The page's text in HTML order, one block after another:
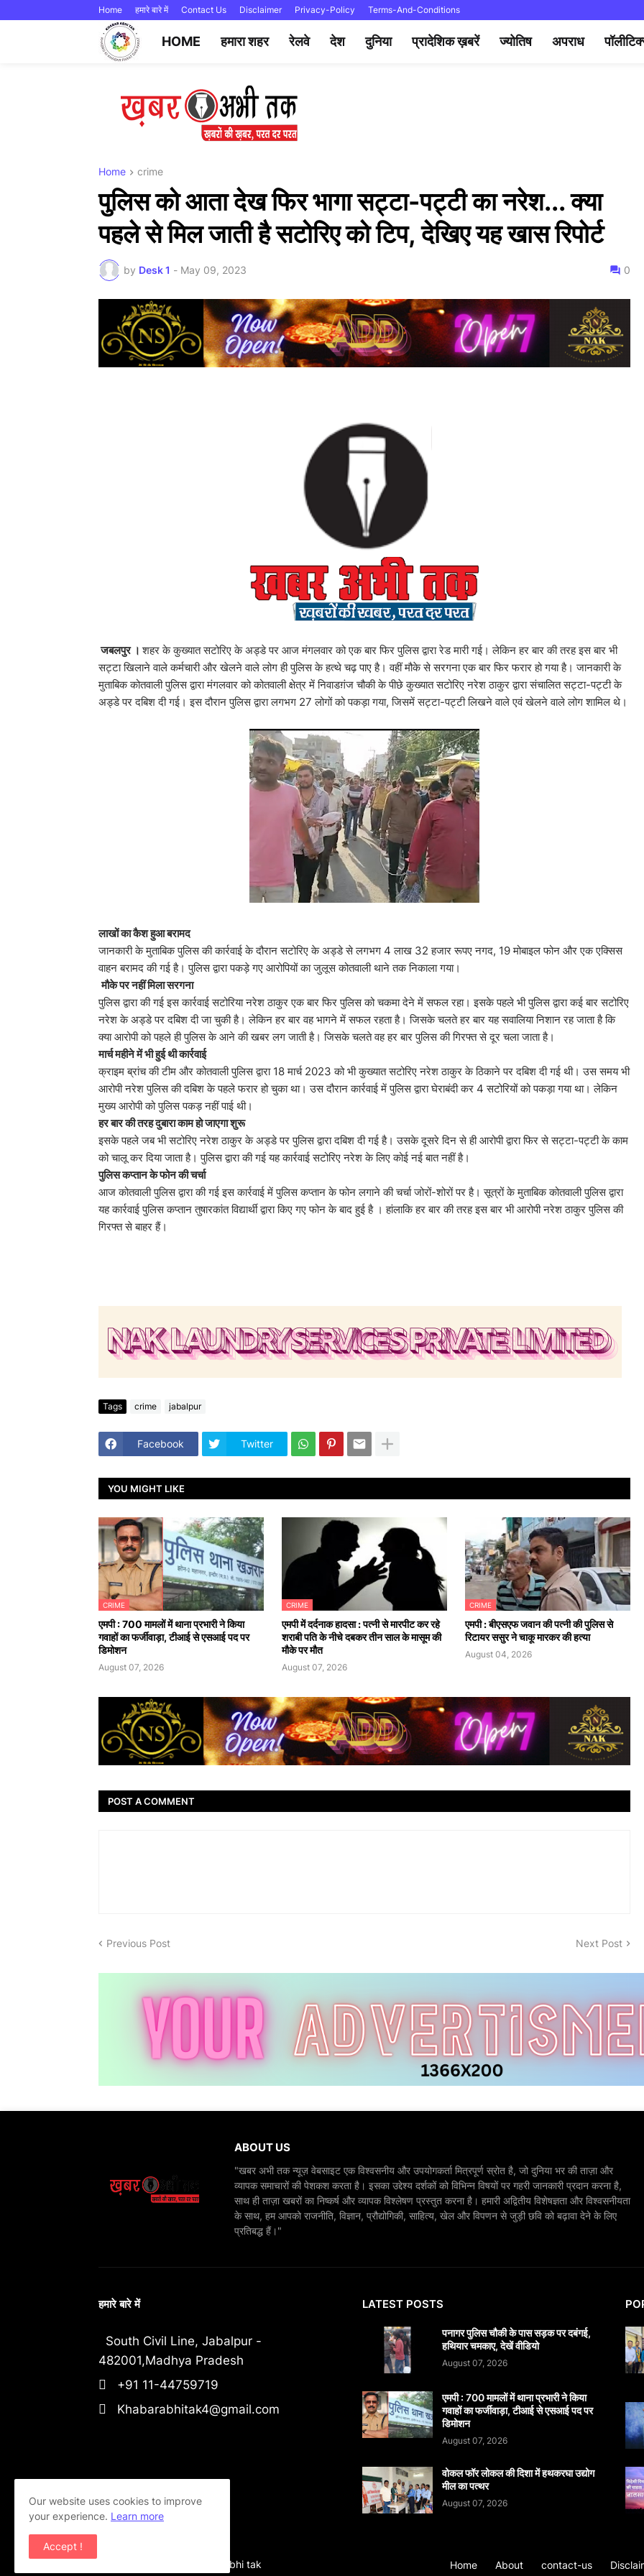
Home हमारे बारे में Contact Us Disclaimer Privacy-Policy Terms-And-Conditions
HOME हमारा शहर रेलवे देश दुनिया प्रादेशिक ख़बरें ज्योतिष अपराध
Home crime
पुलिस को आता देख फिर भागा सट्टा-पट्टी का नरेश... क्या
पहले से मिल जाती है सटोरिए को टिप, देखिए यह खास रिपोर्ट
by Desk 1 - May 09, 2023 0
जबलपुर ।शहर के कुख्यात सटोरिए के अड्डे पर आज मंगलवार को एक बार फिर पुलिस द्वारा रेड मारी गई। लेकिन हर बार की तरह इस बार भी
सट्टा खिलाने वाले कर्मचारी और खेलने वाले लोग ही पुलिस के हत्थे चढ़ पाए है। वहीं मौके से सरगना एक बार फिर फरार हो गया है। जानकारी के
मुताबिक कोतवाली पुलिस द्वारा मंगलवार को कोतवाली क्षेत्र में निवाडग़ंज चौकी के पीछे कुख्यात सटोरिए नरेश ठाकुर द्वारा संचालित सट्टा-पट्टी के
अड्डे पर दबिश दी गई। इस दौरान पुलिस द्वारा लगभग 27 लोगों को पकड़ा गया, जिसमें सट्टा-पट्टी लिखने वाले एवं खेलने वाले लोग शामिल थे।
लाखों का कैश हुआ बरामद
जानकारी के मुताबिक पुलिस की कार्रवाई के दौरान सटोरिए के अड्डे से लगभग 4 लाख 32 हजार रूपए नगद, 19 मोबाइल फोन और एक एक्सिस
वाहन बरामद की गई है। पुलिस द्वारा पकड़े गए आरोपियों का जुलूस कोतवाली थाने तक निकाला गया।
मौके पर नहीं मिला सरगना
पुलिस द्वारा की गई इस कार्रवाई सटोरिया नरेश ठाकुर एक बार फिर पुलिस को चकमा देने में सफल रहा। इसके पहले भी पुलिस द्वारा कई बार सटोरिए
नरेश के अड्डे पर दबिश दी जा चुकी है। लेकिन हर बार वह भागने में सफल रहता है। जिसके चलते हर बार यह सवालिया निशान रह जाता है कि
क्या आरोपी को पहले ही पुलिस के आने की खबर लग जाती है। जिसके चलते वह हर बार पुलिस की गिरफ्त से दूर चला जाता है।
मार्च महीने में भी हुई थी कार्रवाई
क्राइम ब्रांच की टीम और कोतवाली पुलिस द्वारा 18 मार्च 2023 को भी कुख्यात सटोरिए नरेश ठाकुर के ठिकाने पर दबिश दी गई थी। उस समय भी
आरोपी नरेश पुलिस की दबिश के पहले फरार हो चुका था। उस दौरान कार्रवाई में पुलिस द्वारा घेराबंदी कर 4 सटोरियों को पकड़ा गया था। लेकिन
मुख्य आरोपी को पुलिस पकड़ नहीं पाई थी।
हर बार की तरह दुबारा काम हो जाएगा शुरू
इसके पहले जब भी सटोरिए नरेश ठाकुर के अड्डे पर पुलिस द्वारा दबिश दी गई है। उसके दूसरे दिन से ही आरोपी द्वारा फिर से सट्टा-पट्टी के काम
को चालू कर दिया जाता है। पुलिस द्वारा की गई यह कार्रवाई सटोरिए नरेश के लिए कोई नई बात नहीं है।
पुलिस कप्तान के फोन की चर्चा
आज कोतवाली पुलिस द्वारा की गई इस कार्रवाई में पुलिस कप्तान के फोन लगाने की चर्चा जोरों-शोरों पर है। सूत्रों के मुताबिक कोतवाली पुलिस द्वारा
यह कार्रवाई पुलिस कप्तान तुषारकांत विद्यार्थी द्वारा किए गए फोन के बाद हुई है । हांलाकि हर बार की तरह इस बार भी आरोपी नरेश ठाकुर पुलिस की
गिरफ्त से बाहर हैं।
Tags crime jabalpur
Facebook Twitter
YOU MIGHT LIKE
CRIME
एमपी : 700 मामलों में थाना प्रभारी ने किया
गवाहों का फर्जीवाड़ा, टीआई से एसआई पद पर
डिमोशन
August 07, 2026
CRIME
एमपी में दर्दनाक हादसा : पत्नी से मारपीट कर रहे
शराबी पति के नीचे दबकर तीन साल के मासूम की
मौके पर मौत
August 07, 2026
CRIME
एमपी : बीएसएफ जवान की पत्नी की पुलिस से
रिटायर ससुर ने चाकू मारकर की हत्या
August 04, 2026
POST A COMMENT
Previous Post Next Post
ABOUT US
"खबर अभी तक न्यूज़ वेबसाइट एक विश्वसनीय और उपयोगकर्ता मित्रपूर्ण स्रोत है, जो दुनिया भर की ताज़ा और
व्यापक समाचारों की पेशकश करता है। इसका उद्देश्य दर्शकों को विभिन्न विषयों पर गहरी जानकारी प्रदान करना है,
साथ ही ताज़ा खबरों का निष्कर्ष और व्यापक विश्लेषण प्रस्तुत करना है। हमारी अद्वितीय विशेषज्ञता और विश्वसनीयता
के साथ, हम आपको राजनीति, विज्ञान, प्रौद्योगिकी, साहित्य, खेल और विपणन से जुड़ी छवि को बढ़ावा देने के लिए
प्रतिबद्ध हैं।"
हमारे बारे में
South Civil Line, Jabalpur -
482001,Madhya Pradesh
+91 11-44759719
Khabarabhitak4@gmail.com
LATEST POSTS
पनागर पुलिस चौकी के पास सड़क पर दबंगई,
हथियार चमकाए, देखें वीडियो
August 07, 2026
एमपी : 700 मामलों में थाना प्रभारी ने किया
गवाहों का फर्जीवाड़ा, टीआई से एसआई पद पर
डिमोशन
August 07, 2026
वोकल फॉर लोकल की दिशा में हथकरघा उद्योग
मील का पत्थर
August 07, 2026
khabar abhi tak Home About contact-us
Our website uses cookies to improve
your experience. Learn more
Accept !